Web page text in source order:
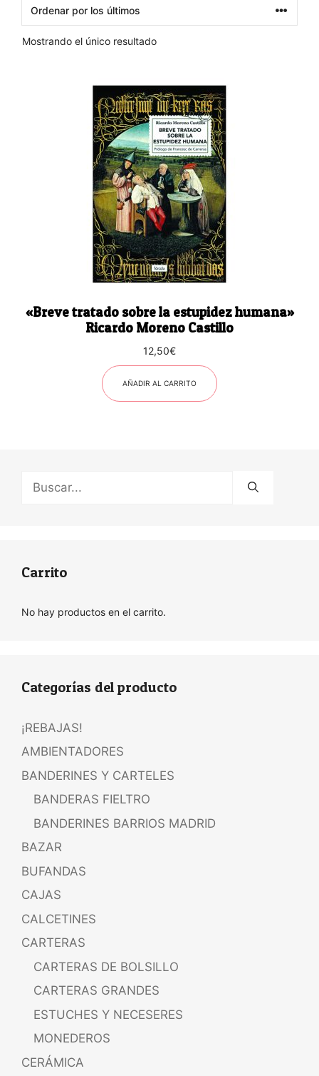
Mostrando el único resultado
«Breve tratado sobre la estupidez humana»
Ricardo Moreno Castillo
12,50€
AÑADIR AL CARRITO
Carrito
No hay productos en el carrito.
Categorías del producto
¡REBAJAS!
AMBIENTADORES
BANDERINES Y CARTELES
BANDERAS FIELTRO
BANDERINES BARRIOS MADRID
BAZAR
BUFANDAS
CAJAS
CALCETINES
CARTERAS
CARTERAS DE BOLSILLO
CARTERAS GRANDES
ESTUCHES Y NECESERES
MONEDEROS
CERÁMICA